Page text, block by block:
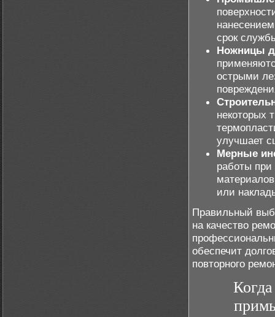
срок
Ножницы
острыми
некоторых
улучшает
Мерные
работы
или
Правильный
на качество
обеспечит
повторного